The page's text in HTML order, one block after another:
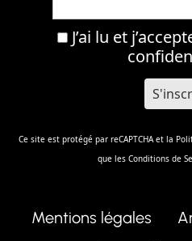
J’ai lu et
Ce site est protégé par reCAPTCHA et la
que les Conditions de
Mentions légales